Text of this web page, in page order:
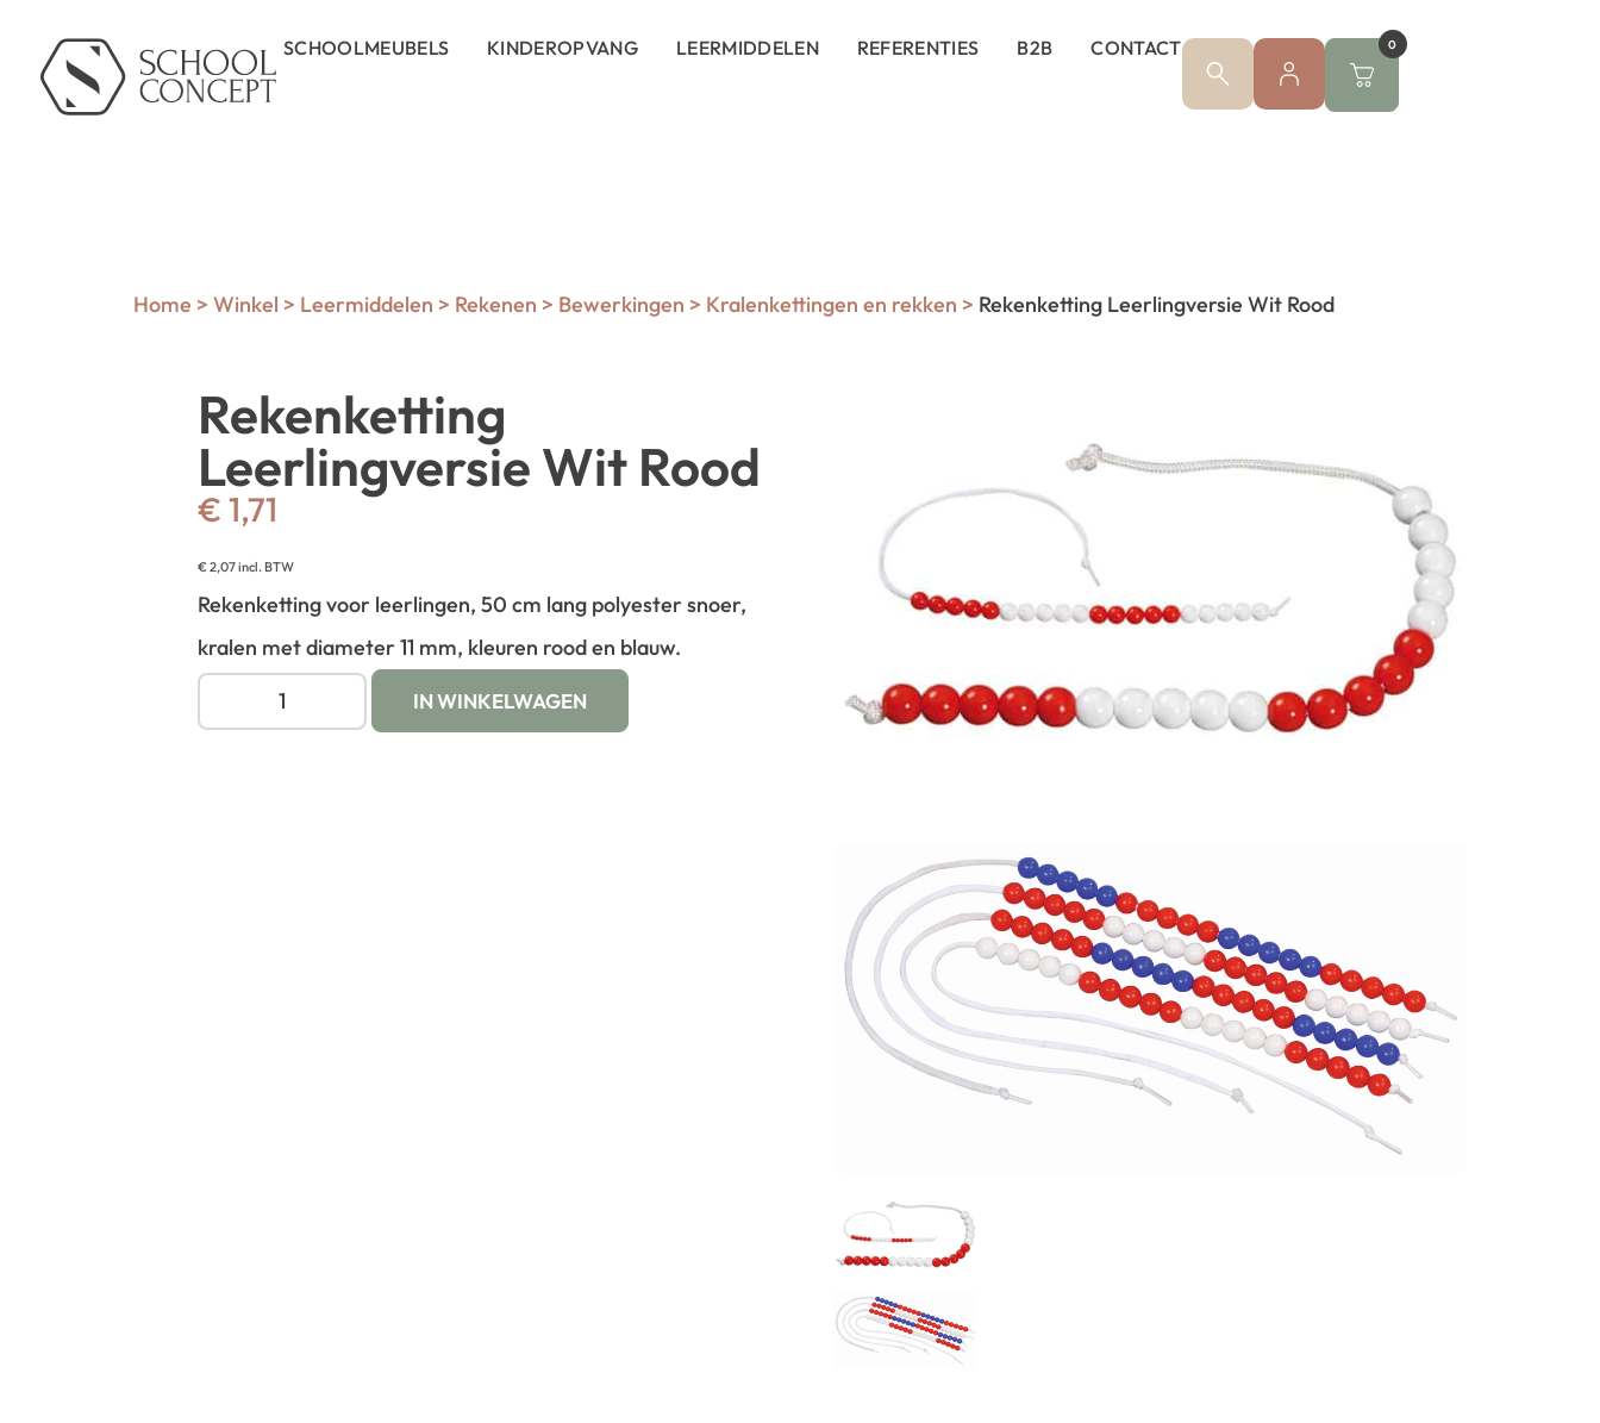
SCHOOLMEUBELS KINDEROPVANG LEERMIDDELEN REFERENTIES B2B CONTACT 0
Home > Winkel > Leermiddelen > Rekenen > Bewerkingen > Kralenkettingen en rekken > Rekenketting Leerlingversie Wit Rood
Rekenketting
Leerlingversie Wit Rood
€ 1,71
€2,07incl. BTW
Rekenketting voor leerlingen, 50 cm lang polyester snoer,
kralen met diameter 11 mm, kleuren rood en blauw.
IN WINKELWAGEN